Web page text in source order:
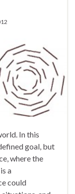
In this
goal, but
where the
a
could